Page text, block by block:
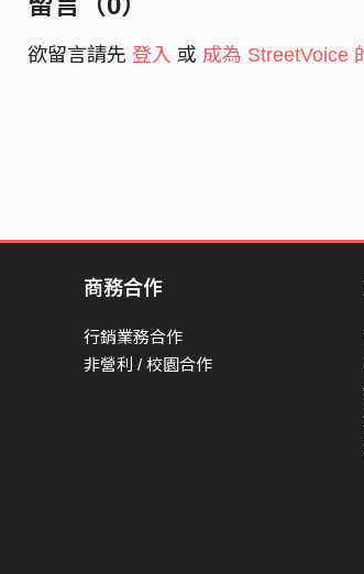
欲留言請先 登入 或 成為 StreetVoice
商務合作
行銷業務合作
非營利 / 校園合作